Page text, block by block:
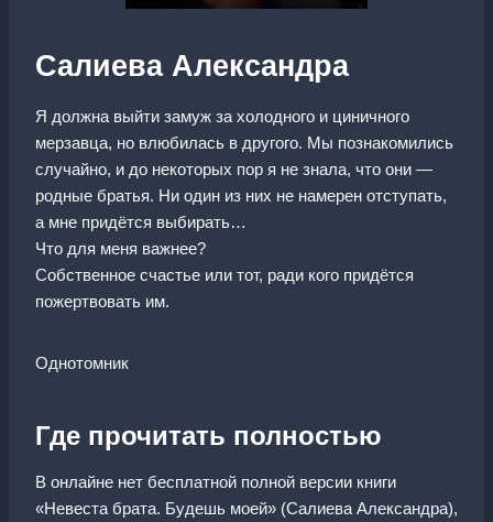
Салиева Александра
Я должна выйти замуж за холодного и циничного
мерзавца, но влюбилась в другого. Мы познакомились
случайно, и до некоторых пор я не знала, что они —
родные братья. Ни один из них не намерен отступать,
а мне придётся выбирать…
Что для меня важнее?
Собственное счастье или тот, ради кого придётся
пожертвовать им.
Однотомник
Где прочитать полностью
В онлайне нет бесплатной полной версии книги
«Невеста брата. Будешь моей» (Салиева Александра),